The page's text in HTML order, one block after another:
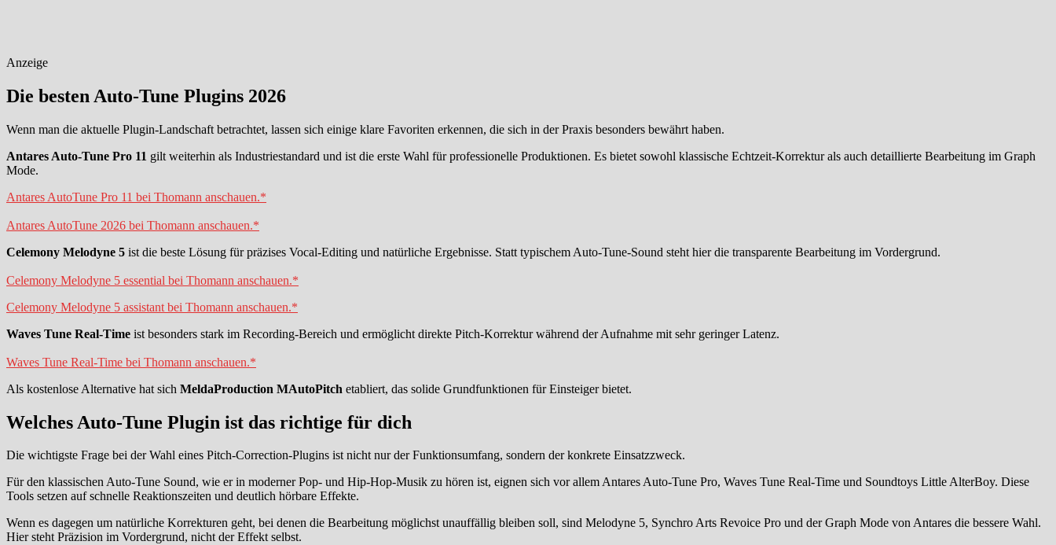
Anzeige
Die besten Auto-Tune Plugins 2026
Wenn man die aktuelle Plugin-Landschaft betrachtet, lassen sich einige klare Favoriten erkennen, die sich in der Praxis besonders bewährt haben.
Antares Auto-Tune Pro 11 gilt weiterhin als Industriestandard und ist die erste Wahl für professionelle Produktionen. Es bietet sowohl klassische Echtzeit-Korrektur als auch detaillierte Bearbeitung im Graph
Mode.
Antares AutoTune Pro 11 bei Thomann anschauen.*
Antares AutoTune 2026 bei Thomann anschauen.*
Celemony Melodyne 5 ist die beste Lösung für präzises Vocal-Editing und natürliche Ergebnisse. Statt typischem Auto-Tune-Sound steht hier die transparente Bearbeitung im Vordergrund.
Celemony Melodyne 5 essential bei Thomann anschauen.*
Celemony Melodyne 5 assistant bei Thomann anschauen.*
Waves Tune Real-Time ist besonders stark im Recording-Bereich und ermöglicht direkte Pitch-Korrektur während der Aufnahme mit sehr geringer Latenz.
Waves Tune Real-Time bei Thomann anschauen.*
Als kostenlose Alternative hat sich MeldaProduction MAutoPitch etabliert, das solide Grundfunktionen für Einsteiger bietet.
Welches Auto-Tune Plugin ist das richtige für dich
Die wichtigste Frage bei der Wahl eines Pitch-Correction-Plugins ist nicht nur der Funktionsumfang, sondern der konkrete Einsatzzweck.
Für den klassischen Auto-Tune Sound, wie er in moderner Pop- und Hip-Hop-Musik zu hören ist, eignen sich vor allem Antares Auto-Tune Pro, Waves Tune Real-Time und Soundtoys Little AlterBoy. Diese
Tools setzen auf schnelle Reaktionszeiten und deutlich hörbare Effekte.
Wenn es dagegen um natürliche Korrekturen geht, bei denen die Bearbeitung möglichst unauffällig bleiben soll, sind Melodyne 5, Synchro Arts Revoice Pro und der Graph Mode von Antares die bessere Wahl.
Hier steht Präzision im Vordergrund, nicht der Effekt selbst.